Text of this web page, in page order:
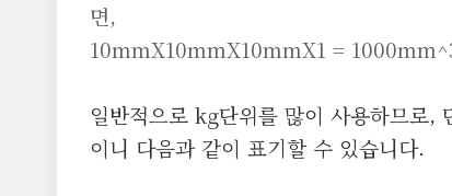
면,
10mmX10mmX10mmX1 =
일반적으로 kg단위를 많이 사용하므로,
이니 다음과 같이 표기할 수 있습니다.